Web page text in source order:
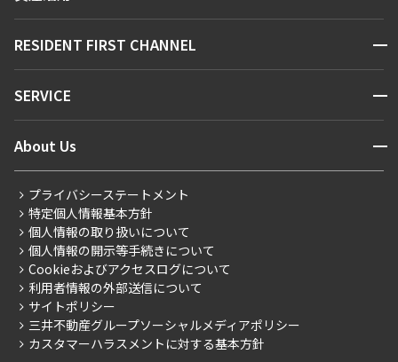
新着情報から探す
新着募集情報
こだわりから探す
こだわり一覧
プレミアムマンション
新築
当社限定（港区・渋谷区）
当社限定（港区・渋谷区以外）
三井不動産企画
お問い合わせ
RESIDENT FIRST CHANNEL 開閉
マンションレポート
住まいのコラム
SERVICE 開閉
会員ページ
ご入居・提携サービス
お部屋探しからご契約まで
よくあるご質問
社宅紹介
【仲介会社様向け】当社仲介事業部取り扱い物件入居申込
About Us 開閉
会社情報
事業案内
採用情報
ニュースリリース
お問い合わせ
プライバシーステートメント
特定個人情報基本方針
個人情報の取り扱いについて
個人情報の開示等手続きについて
Cookieおよびアクセスログについて
利用者情報の外部送信について
サイトポリシー
三井不動産グループソーシャルメディアポリシー
カスタマーハラスメントに対する基本方針